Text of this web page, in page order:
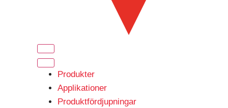
Produkter
Applikationer
Produktfördjupningar